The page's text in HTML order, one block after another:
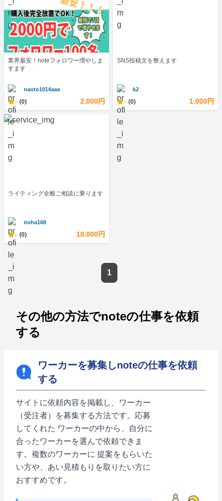
業界最安！noteフォロワー増やしま
すます
naoto1014aaa
- (0) 2,000円
SNS投稿文を整えます
k2
- (0) 1,000円
ライティング全般ご相談に乗ります
iroha168
- (0) 10,000円
1
その他の方法でnoteの仕事を依頼
する
ワーカーを募集しnoteの仕事を依頼
する
サイトに依頼内容を掲載し、ワーカー
（受注者）を募集する方法です。応募
してくれた ワーカーの中から、自分に
合ったワーカーを選んで依頼できま
す。複数のワーカーに 提案をもらいた
い方や、あい見積もりを取りたい方に
おすすめです。